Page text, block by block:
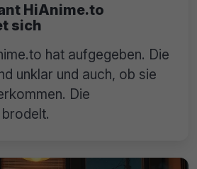
HiAnime.to
sich
hat aufgegeben. Die
unklar und auch, ob sie
Die